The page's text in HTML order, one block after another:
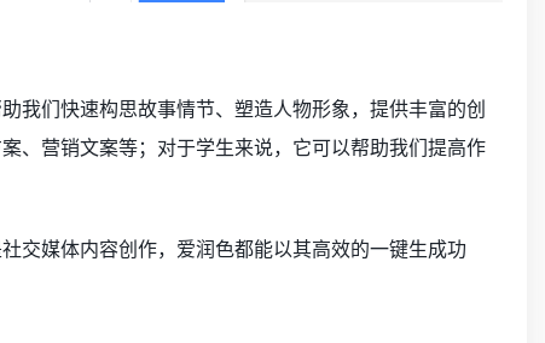
我们快速构思故事情节、塑造人物形象，提供丰富的创
、营销文案等；对于学生来说，它可以帮助我们提高作
交媒体内容创作，爱润色都能以其高效的一键生成功